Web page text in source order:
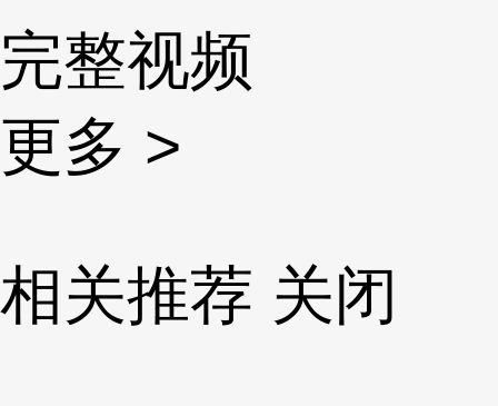
完整视频
更多 >
相关推荐 关闭